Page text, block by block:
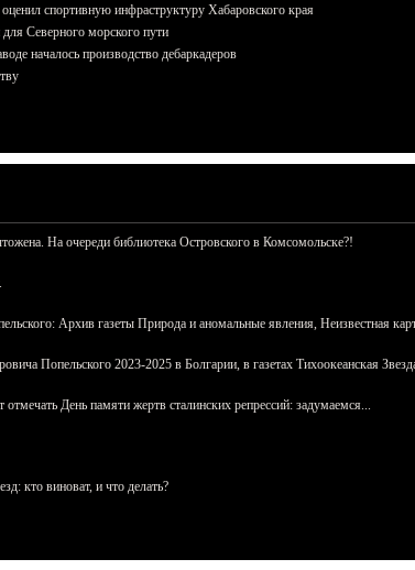
спортивную инфраструктуру Хабаровского края
Северного морского пути
началось производство дебаркадеров
На очереди библиотека Островского в Комсомольске?!
Архив газеты Природа и аномальные явления, Неизвестная
Попельского 2023-2025 в Болгарии, в газетах Тихоокеанская
День памяти жертв сталинских репрессий: задумаемся...
кто виноват, и что делать?